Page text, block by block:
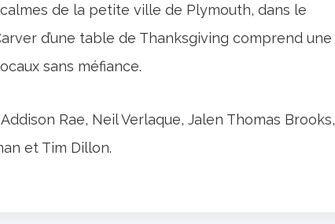
de la petite ville de Plymouth, dans le
d’une table de Thanksgiving comprend une
sans méfiance.
Rae, Neil Verlaque, Jalen Thomas Brooks,
et Tim Dillon.